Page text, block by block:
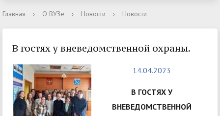
Главная › О ВУЗе › Новости › Новости
В гостях у вневедомственной охраны.
14.04.2023
В ГОСТЯХ У
ВНЕВЕДОМСТВЕННОЙ